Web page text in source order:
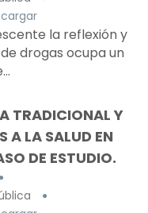
la reflexión y
drogas ocupa un
TRADICIONAL Y
A LA SALUD EN
DE ESTUDIO.